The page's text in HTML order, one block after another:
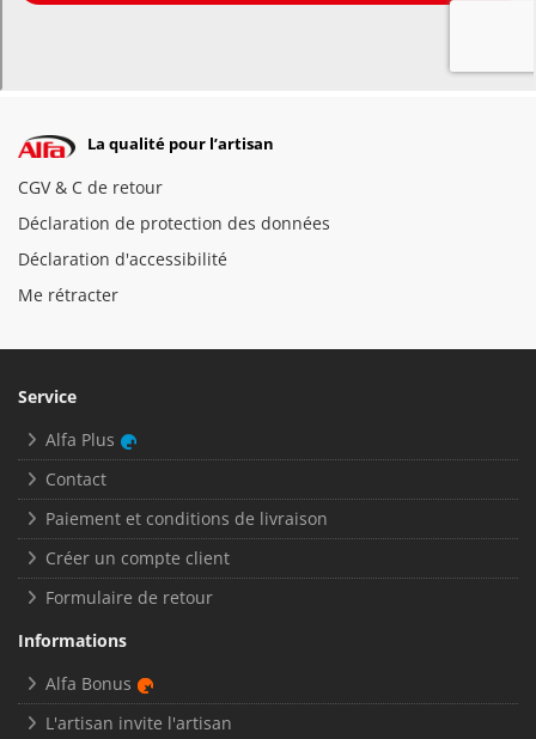
La qualité pour l’artisan
CGV & C de retour
Déclaration de protection des données
Déclaration d'accessibilité
Me rétracter
Service
Alfa Plus
Contact
Paiement et conditions de livraison
Créer un compte client
Formulaire de retour
Informations
Alfa Bonus
L'artisan invite l'artisan